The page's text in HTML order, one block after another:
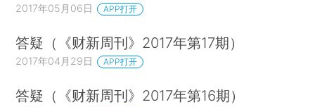
2017年05月06日 APP打开
答疑（《财新周刊》2017年第17期）
2017年04月29日 APP打开
答疑（《财新周刊》2017年第16期）